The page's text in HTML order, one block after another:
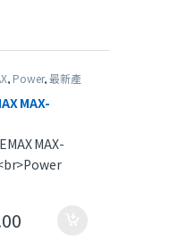
, Power,最新產
MAX-